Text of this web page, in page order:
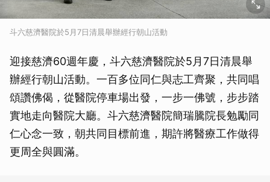
斗六慈濟醫院於5月7日清晨舉辦經行朝山活動
迎接慈濟60週年慶，斗六慈濟醫院於5月7日清晨舉
辦經行朝山活動。一百多位同仁與志工齊聚，共同唱
頌讚佛偈，從醫院停車場出發，一步一佛號，步步踏
實地走向醫院大廳。斗六慈濟醫院簡瑞騰院長勉勵同
仁心念一致，朝共同目標前進，期許將醫療工作做得
更周全與圓滿。